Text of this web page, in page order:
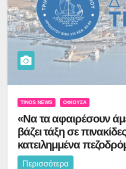
TINOS NEWS ΟΦΙΟΎΣΑ
«Να τα αφαιρέσουν
βάζει τάξη σε
κατειλημμένα
Περισσότερα